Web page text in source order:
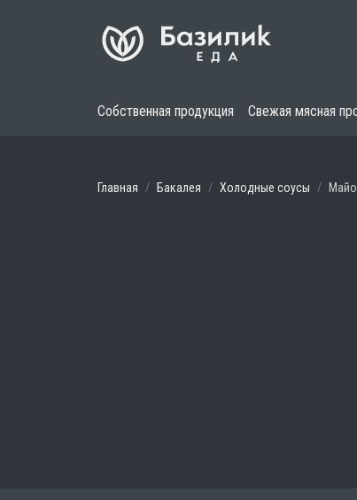
Собственная продукция Свежая мясная
Главная Бакалея Холодные соусы